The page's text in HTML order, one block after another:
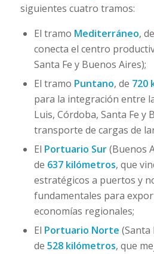
siguientes cuatro tramos:
El tramo Mediterráneo, de
conecta el centro
Santa Fe y Buenos Aires);
El tramo Puntano, de 720
para la integración entre
Luis, Córdoba, Santa Fe y
transporte de cargas de
El Portuario Sur(Buenos
de 637 kilómetros, que
estratégicos a puertos y
fundamentales para
economías regionales;
El Portuario Norte (Santa
de 528 kilómetros, que